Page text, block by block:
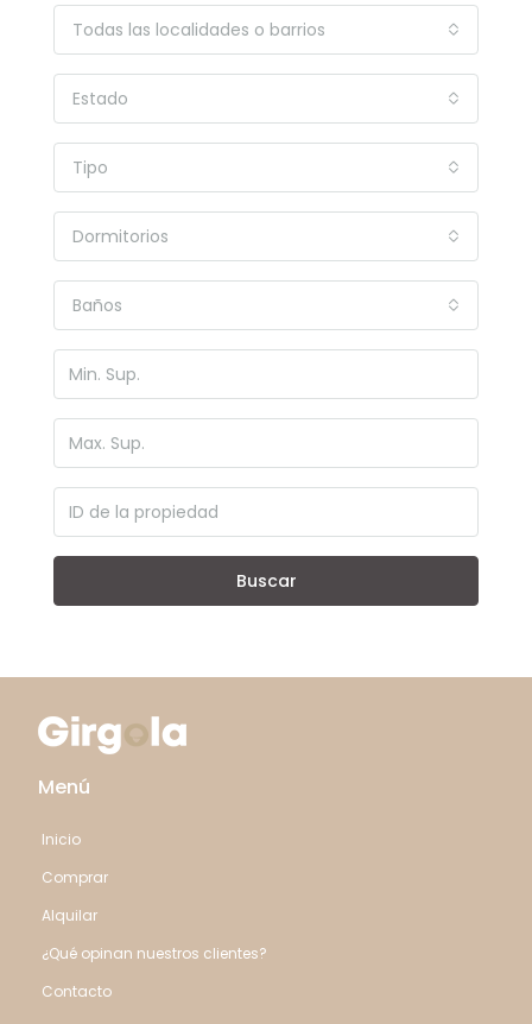
Todas las localidades o barrios
Estado
Tipo
Dormitorios
Baños
Buscar
Menú
Inicio
Comprar
Alquilar
¿Qué opinan nuestros clientes?
Contacto